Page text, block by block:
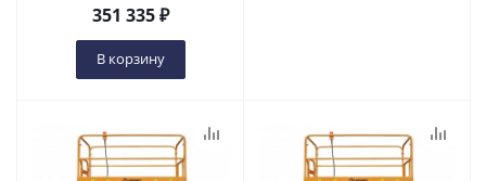
351 335₽
В корзину